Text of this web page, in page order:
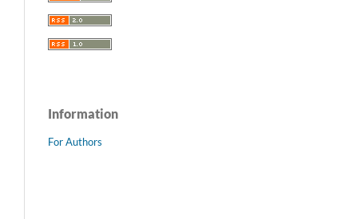
Information
For Authors